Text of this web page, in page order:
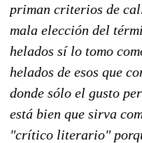
priman criterios de
mala elección del
helados sí lo tomo
helados de esos que
donde sólo el gusto
está bien que sirva
"crítico literario"